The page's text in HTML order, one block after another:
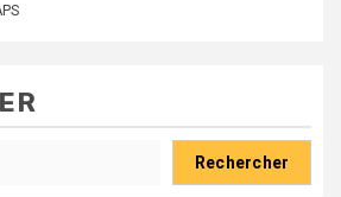
Rechercher